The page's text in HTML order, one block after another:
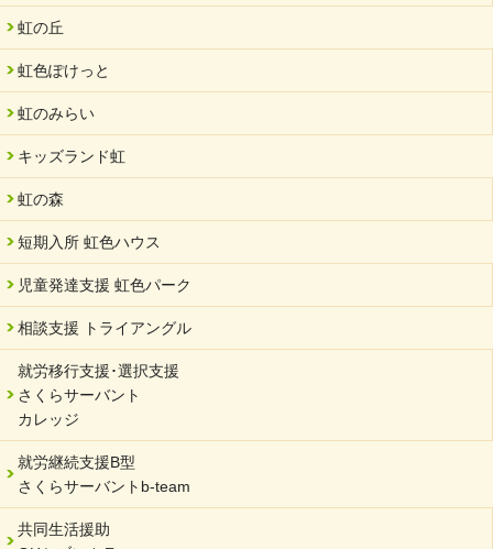
虹の丘
虹色ぽけっと
虹のみらい
キッズランド虹
虹の森
短期入所 虹色ハウス
児童発達支援 虹色パーク
相談支援 トライアングル
就労移行支援･選択支援
さくらサーバント
カレッジ
就労継続支援B型
さくらサーバントb-team
共同生活援助